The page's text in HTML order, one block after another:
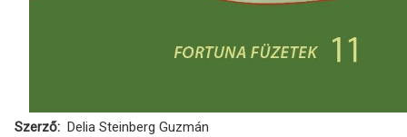
Szerző
Delia Steinberg Guzmán